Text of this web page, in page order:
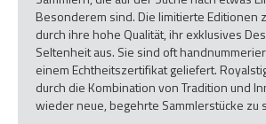
Besonderem sind. Die limitierte Editionen
durch ihre hohe Qualität, ihr exklusives
Seltenheit aus. Sie sind oft
einem Echtheitszertifikat geliefert.
durch die Kombination von Tradition und
wieder neue, begehrte Sammlerstücke zu